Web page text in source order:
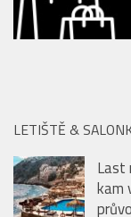
LETIŠTĚ &
Last
kam